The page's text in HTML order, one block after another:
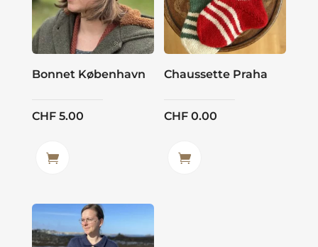
Bonnet København
CHF5.00
Chaussette Praha
CHF 0.00